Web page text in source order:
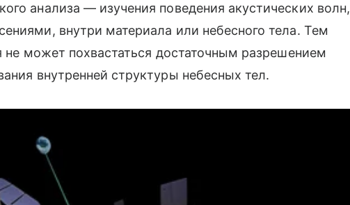
анализа — изучения поведения акустических волн,
внутри материала или небесного тела. Тем
не может похвастаться достаточным разрешением
внутренней структуры небесных тел.